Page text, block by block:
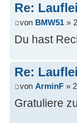
Re:
von BMW51 »
Du hast
Re:
von ArminF »
Gratuliere